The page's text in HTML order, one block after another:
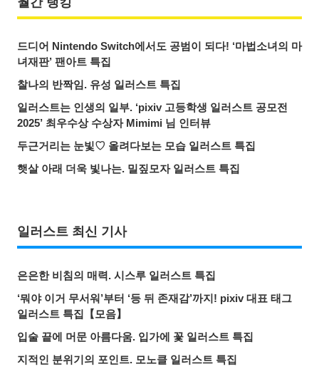
드디어 Nintendo Switch에서도 공범이 되다! ‘마법소녀의 마
녀재판’ 팬아트 특집
찰나의 반짝임. 유성 일러스트 특집
일러스트는 인생의 일부. ‘pixiv 고등학생 일러스트 공모전
2025’ 최우수상 수상자 Mimimi 님 인터뷰
두근거리는 눈빛♡ 올려다보는 모습 일러스트 특집
햇살 아래 더욱 빛나는. 밀짚모자 일러스트 특집
일러스트 최신 기사
은은한 비침의 매력. 시스루 일러스트 특집
‘뭐야 이거 무서워’부터 ‘등 뒤 존재감’까지! pixiv 대표 태그
일러스트 특집【모음】
입술 끝에 머문 아름다움. 입가에 꽃 일러스트 특집
지적인 분위기의 포인트. 모노클 일러스트 특집